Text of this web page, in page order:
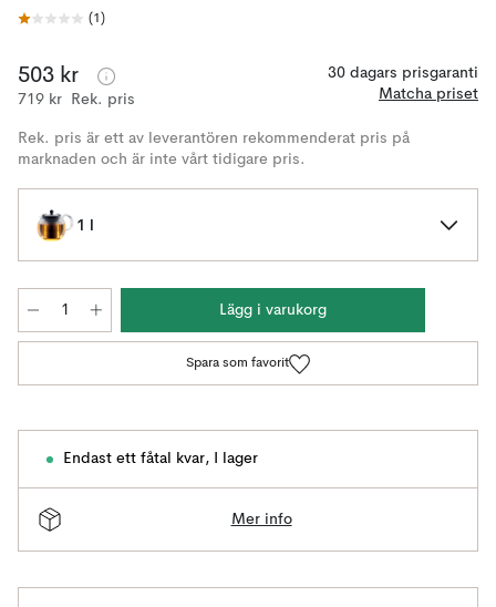
(1 )
503 kr
719 kr Rek. pris
30 dagars prisgaranti
Matcha priset
Rek. pris är ett av leverantören rekommenderat pris på
marknaden och är inte vårt tidigare pris.
1 l
Lägg i varukorg
Spara som favorit
Endast ett fåtal kvar, I lager
Mer info